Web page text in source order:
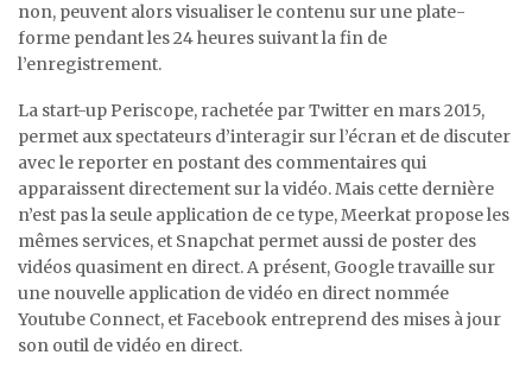
non, peuvent alors visualiser le contenu sur une plate-
forme pendant les 24 heures suivant la fin de
l’enregistrement.
La start-up Periscope, rachetée par Twitter en mars 2015,
permet aux spectateurs d’interagir sur l’écran et de discuter
avec le reporter en postant des commentaires qui
apparaissent directement sur la vidéo. Mais cette dernière
n’est pas la seule application de ce type, Meerkat propose les
mêmes services, et Snapchat permet aussi de poster des
vidéos quasiment en direct. A présent, Google travaille sur
une nouvelle application de vidéo en direct nommée
Youtube Connect, et Facebook entreprend des mises à jour
son outil de vidéo en direct.